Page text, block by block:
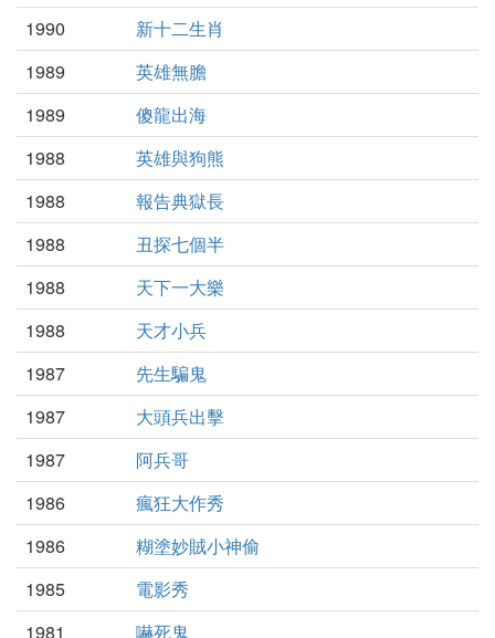
1990
新十二生肖
1989
英雄無膽
1989
傻龍出海
1988
英雄與狗熊
1988
報告典獄長
1988
丑探七個半
1988
天下一大樂
1988
天才小兵
1987
先生騙鬼
1987
大頭兵出擊
1987
阿兵哥
1986
瘋狂大作秀
1986
糊塗妙賊小神偷
1985
電影秀
1981
嚇死鬼